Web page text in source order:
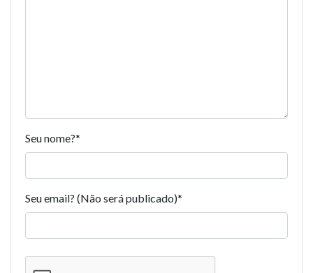
Seu nome?*
Seu email? (Não será publicado)*